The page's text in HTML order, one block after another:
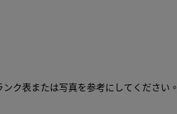
ク表または写真を参考にしてください。